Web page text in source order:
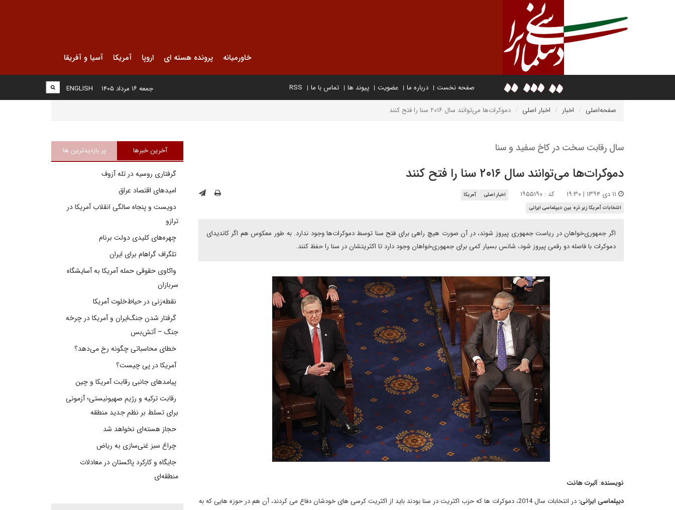
خاورمیانه پرونده هسته ای اروپا آمریکا آسیا و آفریقا
صفحه نخست درباره ما عضویت پیوند ها تماس با ما RSS
ENGLISH جمعه ۱۶ مرداد ۱۴۰۵
صفحه‌اصلی اخبار اخبار اصلی دموکرات‌ها می‌توانند سال ۲۰۱۶ سنا را فتح کنند
سال رقابت سخت در کاخ سفید و سنا
دموکرات‌ها می‌توانند سال ۲۰۱۶ سنا را فتح کنند
کد : ۱۹۵۵۱۹۰ اخبار اصلی
آمریکا
انتخابات آمریکا زیر ذره بین دیپلماسی ایرانی
اگر جمهوری‌خواهان در ریاست جمهوری پیروز شوند، در آن صورت هیچ راهی برای فتح سنا توسط دموکرات‌ها وجود ندارد. به طور معکوس هم اگر کاندیدای
دموکرات با فاصله دو رقمی پیروز شود، شانس بسیار کمی برای جمهوری‌خواهان وجود دارد تا اکثریتشان در سنا را حفظ کنند.
نویسنده:آلبرت هانت
دیپلماسی ایرانی:
در انتخابات سال 2014، دموکرات ها که حزب اکثریت در سنا بودند باید از اکثریت کرسی های خودشان دفاع می کردند، آن هم در حوزه هایی که به
آخرین خبرها پر بازدیدترین ها
گرفتاری روسیه در تله آزوف
امیدهای اقتصاد عراق
دویست و پنجاه سالگی انقلاب آمریکا در
ترازو
چهره‌های کلیدی دولت برنام
تلگراف گراهام برای ایران
واکاوی حقوقی حمله آمریکا به آسایشگاه
سربازان
نقطه‌زنی در حیاط‌خلوت آمریکا
گرفتار شدن جنگ‌ایران و آمریکا در چرخه
جنگ – آتش‌بس
خطای محاسباتی چگونه رخ می‌دهد؟
آمریکا در پی چیست؟
پیامدهای جانبی رقابت آمریکا و چین
رقابت ترکیه و رژیم صهیونیستی؛ آزمونی
برای تسلط بر نظم جدید منطقه
حجاز هسته‌ای نخواهد شد
چراغ سبز غنی‌سازی به ریاض
جایگاه و کارکرد پاکستان در معادلات
منطقه‌ای